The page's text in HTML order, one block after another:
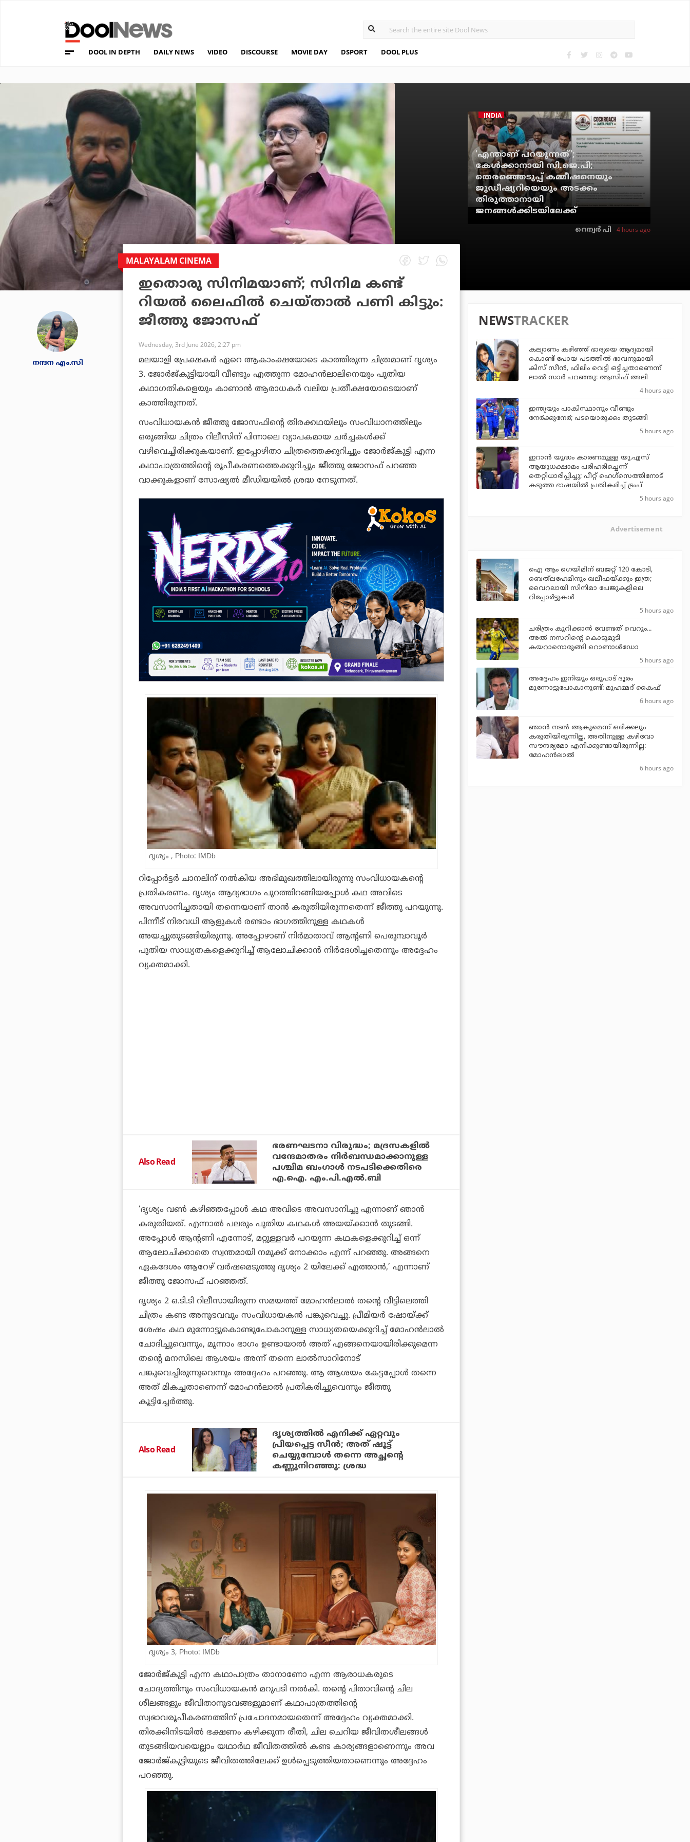
DOOL IN DEPTH DAILY NEWS VIDEO DISCOURSE MOVIE DAY DSPORT DOOL PLUS
INDIA
'എന്താണ് പറയുന്നത്';
കേള്‍ക്കാനായി സി.ജെ.പി;
തെരഞ്ഞെടുപ്പ് കമ്മീഷനെയും
ജുഡീഷ്യറിയെയും അടക്കം
തിരുത്താനായി
ജനങ്ങള്‍ക്കിടയിലേക്ക്
റെന്വര്‍ പി 4 hours ago
നന്ദന എം.സി
MALAYALAM CINEMA
ഇതൊരു സിനിമയാണ്; സിനിമ കണ്ട്
റിയൽ ലൈഫിൽ ചെയ്താൽ പണി കിട്ടും:
ജീത്തു ജോസഫ്
Wednesday, 3rd June 2026, 2:27 pm
മലയാളി പ്രേക്ഷകർ ഏറെ ആകാംക്ഷയോടെ കാത്തിരുന്ന ചിത്രമാണ് ദൃശ്യം
3. ജോർജ്‌കുട്ടിയായി വീണ്ടും എത്തുന്ന മോഹൻലാലിനെയും പുതിയ
കഥാഗതികളെയും കാണാൻ ആരാധകർ വലിയ പ്രതീക്ഷയോടെയാണ്
കാത്തിരുന്നത്.
സംവിധായകൻ ജീത്തു ജോസഫിന്റെ തിരക്കഥയിലും സംവിധാനത്തിലും
ഒരുങ്ങിയ ചിത്രം റിലീസിന് പിന്നാലെ വ്യാപകമായ ചർച്ചകൾക്ക്
വഴിവെച്ചിരിക്കുകയാണ്. ഇപ്പോഴിതാ ചിത്രത്തെക്കുറിച്ചും ജോർജ്‌കുട്ടി എന്ന
കഥാപാത്രത്തിന്റെ രൂപീകരണത്തെക്കുറിച്ചും ജീത്തു ജോസഫ് പറഞ്ഞ
വാക്കുകളാണ് സോഷ്യൽ മീഡിയയിൽ ശ്രദ്ധ നേടുന്നത്.
ദൃശ്യം , Photo: IMDb
റിപ്പോർട്ടർ ചാനലിന് നൽകിയ അഭിമുഖത്തിലായിരുന്നു സംവിധായകന്റെ
പ്രതികരണം. ദൃശ്യം ആദ്യഭാഗം പുറത്തിറങ്ങിയപ്പോൾ കഥ അവിടെ
അവസാനിച്ചതായി തന്നെയാണ് താൻ കരുതിയിരുന്നതെന്ന് ജീത്തു പറയുന്നു.
പിന്നീട് നിരവധി ആളുകൾ രണ്ടാം ഭാഗത്തിനുള്ള കഥകൾ
അയച്ചുതുടങ്ങിയിരുന്നു. അപ്പോഴാണ് നിർമാതാവ് ആന്റണി പെരുമ്പാവൂർ
പുതിയ സാധ്യതകളെക്കുറിച്ച് ആലോചിക്കാൻ നിർദേശിച്ചതെന്നും അദ്ദേഹം
വ്യക്തമാക്കി.
Also Read
ഭരണഘടനാ വിരുദ്ധം; മദ്രസകളില്‍
വന്ദേമാതരം നിര്‍ബന്ധമാക്കാനുള്ള
പശ്ചിമ ബംഗാള്‍ നടപടിക്കെതിരെ
എ.ഐ. എം.പി.എല്‍.ബി
‘ദൃശ്യം വൺ കഴിഞ്ഞപ്പോൾ കഥ അവിടെ അവസാനിച്ചു എന്നാണ് ഞാൻ
കരുതിയത്. എന്നാൽ പലരും പുതിയ കഥകൾ അയയ്ക്കാൻ തുടങ്ങി.
അപ്പോൾ ആന്റണി എന്നോട്, മറ്റുള്ളവർ പറയുന്ന കഥകളെക്കുറിച്ച് ഒന്ന്
ആലോചിക്കാതെ സ്വന്തമായി നമുക്ക് നോക്കാം എന്ന് പറഞ്ഞു. അങ്ങനെ
ഏകദേശം ആറേഴ് വർഷമെടുത്തു ദൃശ്യം 2 യിലേക്ക് എത്താൻ,’ എന്നാണ്
ജീത്തു ജോസഫ് പറഞ്ഞത്.
ദൃശ്യം 2 ഒ.ടി.ടി റിലീസായിരുന്ന സമയത്ത് മോഹൻലാൽ തന്റെ വീട്ടിലെത്തി
ചിത്രം കണ്ട അനുഭവവും സംവിധായകൻ പങ്കുവെച്ചു. പ്രീമിയർ ഷോയ്ക്ക്
ശേഷം കഥ മുന്നോട്ടുകൊണ്ടുപോകാനുള്ള സാധ്യതയെക്കുറിച്ച് മോഹൻലാൽ
ചോദിച്ചുവെന്നും, മൂന്നാം ഭാഗം ഉണ്ടായാൽ അത് എങ്ങനെയായിരിക്കുമെന്ന
തന്റെ മനസിലെ ആശയം അന്ന് തന്നെ ലാൽസാറിനോട്
പങ്കുവെച്ചിരുന്നുവെന്നും അദ്ദേഹം പറഞ്ഞു. ആ ആശയം കേട്ടപ്പോൾ തന്നെ
അത് മികച്ചതാണെന്ന് മോഹൻലാൽ പ്രതികരിച്ചുവെന്നും ജീത്തു
കൂട്ടിച്ചേർത്തു.
Also Read
ദൃശ്യത്തില്‍ എനിക്ക് ഏറ്റവും
പ്രിയപ്പെട്ട സീന്‍; അത് ഷൂട്ട്
ചെയ്യുമ്പോള്‍ തന്നെ അച്ഛന്റെ
കണ്ണുനിറഞ്ഞു: ശ്രദ്ധ
ദൃശ്യം 3, Photo: IMDb
ജോർജ്‌കുട്ടി എന്ന കഥാപാത്രം താനാണോ എന്ന ആരാധകരുടെ
ചോദ്യത്തിനും സംവിധായകൻ മറുപടി നൽകി. തന്റെ പിതാവിന്റെ ചില
ശീലങ്ങളും ജീവിതാനുഭവങ്ങളുമാണ് കഥാപാത്രത്തിന്റെ
സ്വഭാവരൂപീകരണത്തിന് പ്രചോദനമായതെന്ന് അദ്ദേഹം വ്യക്തമാക്കി.
തിരക്കിനിടയിൽ ഭക്ഷണം കഴിക്കുന്ന രീതി, ചില ചെറിയ ജീവിതശീലങ്ങൾ
തുടങ്ങിയവയെല്ലാം യഥാർഥ ജീവിതത്തിൽ കണ്ട കാര്യങ്ങളാണെന്നും അവ
ജോർജ്‌കുട്ടിയുടെ ജീവിതത്തിലേക്ക് ഉൾപ്പെടുത്തിയതാണെന്നും അദ്ദേഹം
പറഞ്ഞു.
NEWSTRACKER
കല്യാണം കഴിഞ്ഞ് ഭാര്യയെ ആദ്യമായി
കൊണ്ട് പോയ പടത്തില്‍ ഭാവനുമായി
കിസ് സീന്‍, ഫിലിം വെട്ടി ഒട്ടിച്ചതാണെന്ന്
ലാല്‍ സാര്‍ പറഞ്ഞു: ആസിഫ് അലി
4 hours ago
ഇന്ത്യയും പാകിസ്ഥാനും വീണ്ടും
നേര്‍ക്കുനേര്‍; പടയൊരുക്കം തുടങ്ങി
5 hours ago
ഇറാന്‍ യുദ്ധം കാരണമുള്ള യു.എസ്
ആയുധക്ഷാമം പരിഹരിച്ചെന്ന്
തെറ്റിധാരിപ്പിച്ചു; പീറ്റ് ഹെഗ്‌സെത്തിനോട്
കടുത്ത ഭാഷയില്‍ പ്രതികരിച്ച് ട്രംപ്
5 hours ago
Advertisement
ഐ ആം ഗെയിമിന് ബജറ്റ് 120 കോടി,
ബെത്‌ലഹേമിനും ഖലീഫയ്ക്കും ഇത്ര;
വൈറലായി സിനിമാ പേജുകളിലെ
റിപ്പോര്‍ട്ടുകള്‍
5 hours ago
ചരിത്രം കുറിക്കാന്‍ വേണ്ടത് വെറും...
അല്‍ നസറിന്റെ കൊടുമുടി
കയറാനൊരുങ്ങി റൊണാള്‍ഡോ
5 hours ago
അദ്ദേഹം ഇനിയും ഒരുപാട് ദൂരം
മുന്നോട്ടുപോകാനുണ്ട്: മുഹമ്മദ് കൈഫ്
6 hours ago
ഞാൻ നടൻ ആകുമെന്ന് ഒരിക്കലും
കരുതിയിരുന്നില്ല, അതിനുള്ള കഴിവോ
സൗന്ദര്യമോ എനിക്കുണ്ടായിരുന്നില്ല:
മോഹൻലാൽ
6 hours ago